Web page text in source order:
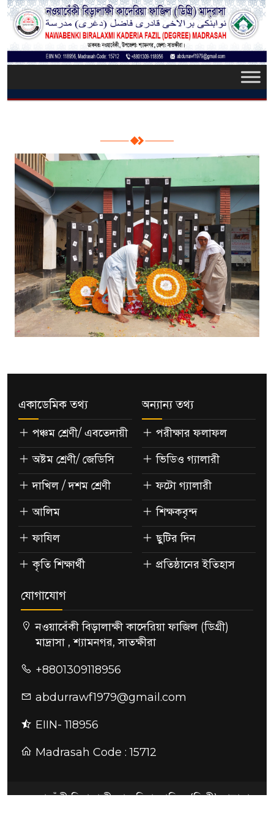
একাডেমিক তথ্য
পঞ্চম শ্রেণী/ এবতেদায়ী
অষ্টম শ্রেণী/ জেডিসি
দাখিল / দশম শ্রেণী
আলিম
ফাযিল
কৃতি শিক্ষার্থী
অন্যান্য তথ্য
পরীক্ষার ফলাফল
ভিডিও গ্যালারী
ফটো গ্যালারী
শিক্ষকবৃন্দ
ছুটির দিন
প্রতিষ্ঠানের ইতিহাস
যোগাযোগ
নওয়াবেঁকী বিড়ালাক্ষী কাদেরিয়া ফাজিল (ডিগ্রী)
মাদ্রাসা , শ্যামনগর, সাতক্ষীরা
+8801309118956
abdurrawf1979@gmail.com
EIIN- 118956
Madrasah Code : 15712
নওয়াবেঁকী বিড়ালাক্ষী কাদেরিয়া ফাজিল (ডিগ্রী) মাদ্রাসা